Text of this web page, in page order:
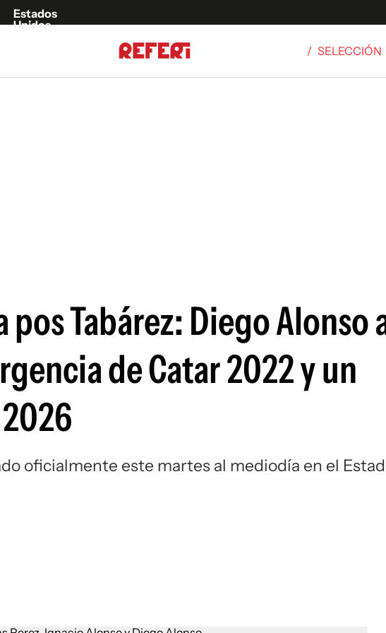
Estados
Unidos
/ SELECCIÓN
pos Tabárez: Diego Alonso
de Catar 2022 y un
oficialmente este martes al mediodía en el